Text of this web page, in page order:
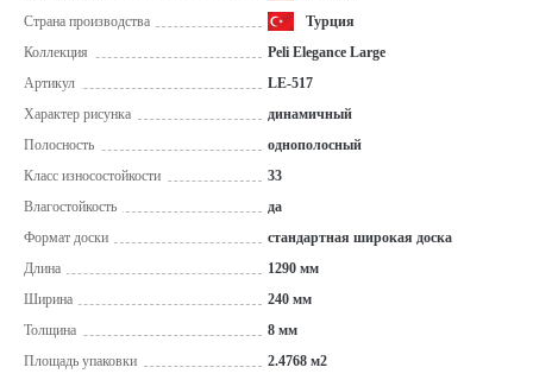
Страна производства
Турция
Коллекция
Peli Elegance Large
Артикул
LE-517
Характер рисунка
динамичный
Полосность
однополосный
Класс износостойкости
33
Влагостойкость
да
Формат доски
стандартная широкая доска
Длина
1290 мм
Ширина
240 мм
Толщина
8 мм
Площадь упаковки
2.4768 м2